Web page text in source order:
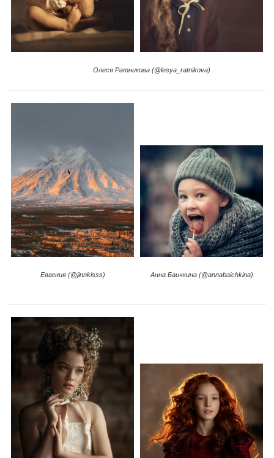
Олеся Ратникова (@lesya_ratnikova)
Евгения (@jinnkisss) Анна Баичкина (@annabaichkina)